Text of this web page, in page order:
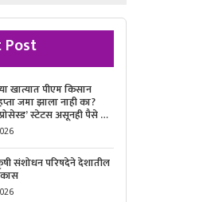
खात्यात पीएम किसान
जमा झाला नाही का?
स्टेटस असूनही पैसे न
काय करावे, याची सविस्तर
घ्या.
संशोधन परिषदेने देशातील